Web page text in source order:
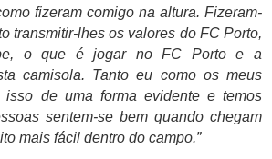
fizeram comigo na altura. Fizeram-
transmitir-lhes os valores do FC Porto,
o que é jogar no FC Porto e a
camisola. Tanto eu como os meus
de uma forma evidente e temos
sentem-se bem quando chegam
mais fácil dentro do campo.”
temporada, numa grande festa entre equipas
e em que o talento dos jogadores são os
do futebol que interessam. Temos uma
dez meses muito intensos, em que os grandes
estarão sempre à frente de tudo isto.
deve-se ao maus estado do
do departamento clinico do FC Porto, "Jan